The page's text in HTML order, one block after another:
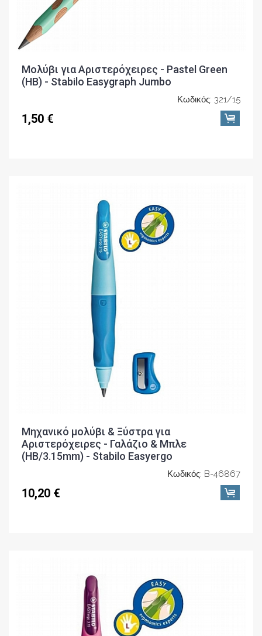
Μολύβι για Αριστερόχειρες - Pastel Green
(ΗΒ) - Stabilo Easygraph Jumbo
Κωδικός: 321/15
1,50 €
Μηχανικό μολύβι & Ξύστρα για
Αριστερόχειρες - Γαλάζιο & Μπλε
(ΗΒ/3.15mm) - Stabilo Easyergo
Κωδικός: B-46867
10,20 €